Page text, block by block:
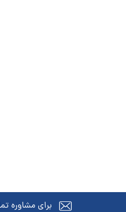
برای مشاوره